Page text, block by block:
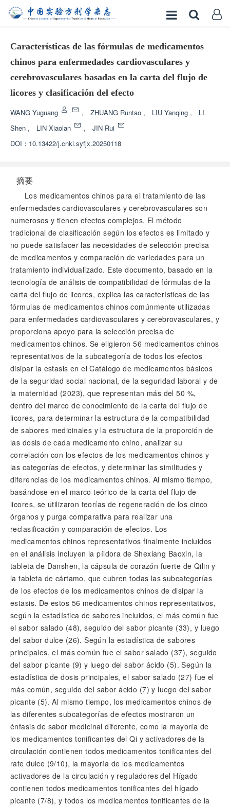
Características de las fórmulas de medicamentos
chinos para enfermedades cardiovasculares y
cerebrovasculares basadas en la carta del flujo de
licores y clasificación del efecto
WANG Yuguang , ZHUANG Runtao , LIU Yanqing ,
LI
Shen , LIN Xiaolan ,
JIN Rui
DOI： 10.13422/j.cnki.syfjx.20250118
摘要
Los medicamentos chinos para el tratamiento de las
enfermedades cardiovasculares y cerebrovasculares son
numerosos y tienen efectos complejos. El método
tradicional de clasificación según los efectos es limitado y
no puede satisfacer las necesidades de selección precisa
de medicamentos y comparación de variedades para un
tratamiento individualizado. Este documento, basado en la
tecnología de análisis de compatibilidad de fórmulas de la
carta del flujo de licores, explica las características de las
fórmulas de medicamentos chinos comúnmente utilizadas
para enfermedades cardiovasculares y cerebrovasculares, y
proporciona apoyo para la selección precisa de
medicamentos chinos. Se eligieron 56 medicamentos chinos
representativos de la subcategoría de todos los efectos
disipar la estasis en el Catálogo de medicamentos básicos
de la seguridad social nacional, de la seguridad laboral y de
la maternidad (2023), que representan más del 50 %,
dentro del marco de conocimiento de la carta del flujo de
licores, para determinar la estructura de la compatibilidad
de sabores medicinales y la estructura de la proporción de
las dosis de cada medicamento chino, analizar su
correlación con los efectos de los medicamentos chinos y
las categorías de efectos, y determinar las similitudes y
diferencias de los medicamentos chinos. Al mismo tiempo,
basándose en el marco teórico de la carta del flujo de
licores, se utilizaron teorías de regeneración de los cinco
órganos y purga comparativa para realizar una
reclasificación y comparación de efectos. Los
medicamentos chinos representativos finalmente incluidos
en el análisis incluyen la píldora de Shexiang Baoxin, la
tableta de Danshen, la cápsula de corazón fuerte de Qilin y
la tableta de cártamo, que cubren todas las subcategorías
de los efectos de los medicamentos chinos de disipar la
estasis. De estos 56 medicamentos chinos representativos,
según la estadística de sabores incluidos, el más común fue
el sabor salado (48), seguido del sabor picante (33), y luego
del sabor dulce (26). Según la estadística de sabores
principales, el más común fue el sabor salado (37), seguido
del sabor picante (9) y luego del sabor ácido (5). Según la
estadística de dosis principales, el sabor salado (27) fue el
más común, seguido del sabor ácido (7) y luego del sabor
picante (5). Al mismo tiempo, los medicamentos chinos de
las diferentes subcategorías de efectos mostraron un
énfasis de sabor medicinal diferente, como la mayoría de
los medicamentos tonificantes del Qi y activadores de la
circulación contienen todos medicamentos tonificantes del
rate dulce (9/10), la mayoría de los medicamentos
activadores de la circulación y reguladores del Hígado
contienen todos medicamentos tonificantes del hígado
picante (7/8), y todos los medicamentos tonificantes de la